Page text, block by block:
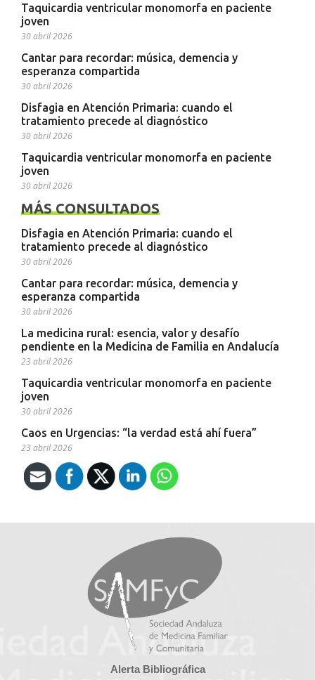
Taquicardia ventricular monomorfa en paciente
joven
30 abril 2026
Cantar para recordar: música, demencia y
esperanza compartida
30 abril 2026
Disfagia en Atención Primaria: cuando el
tratamiento precede al diagnóstico
30 abril 2026
Taquicardia ventricular monomorfa en paciente
joven
30 abril 2026
MÁS CONSULTADOS
Disfagia en Atención Primaria: cuando el
tratamiento precede al diagnóstico
30 abril 2026
Cantar para recordar: música, demencia y
esperanza compartida
30 abril 2026
La medicina rural: esencia, valor y desafío
pendiente en la Medicina de Familia en Andalucía
23 abril 2026
Taquicardia ventricular monomorfa en paciente
joven
30 abril 2026
Caos en Urgencias: “la verdad está ahí fuera”
23 abril 2026
Alerta Bibliográfica